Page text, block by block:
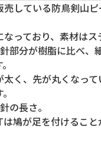
している防鳥剣山
っており、素材はス
部分が樹脂に比べ、
く、先が丸くなっ
の長さ。
鳩が足を付けるこ